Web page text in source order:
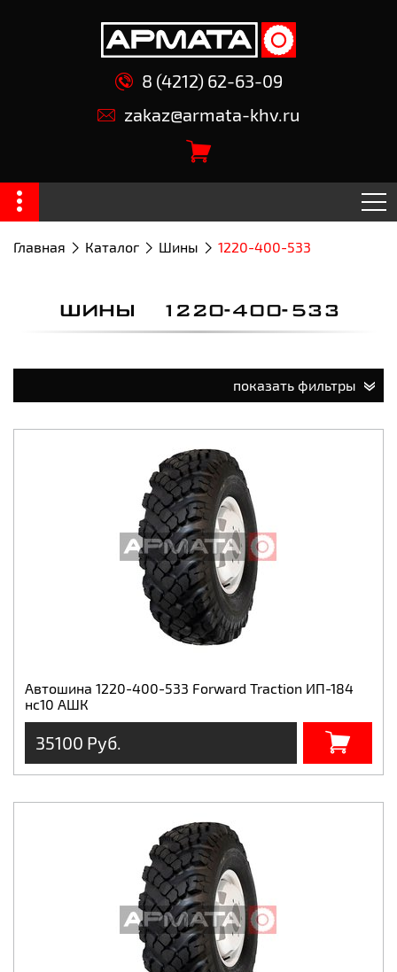
8 (4212) 62-63-09
zakaz@armata-khv.ru
Главная Каталог Шины 1220-400-533
ШИНЫ 1220-400-533
показать фильтры
Автошина 1220-400-533 Forward Traction ИП-184
нс10 АШК
35100 Руб.